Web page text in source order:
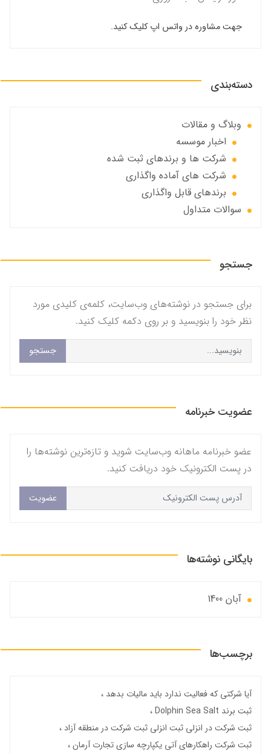
جهت مشاوره در واتس اپ کلیک کنید.
دسته‌بندی
وبلاگ و مقالات
اخبار موسسه
شرکت ها و برندهای ثبت شده
شرکت های آماده واگذاری
برندهای قابل واگذاری
سوالات متداول
جستجو
برای جستجو در نوشته‌های وب‌سایت، کلمه‌ی کلیدی مورد
نظر خود را بنویسید و بر روی دکمه کلیک کنید.
جستجو
عضویت خبرنامه
عضو خبرنامه ماهانه وب‌سایت شوید و تازه‌ترین نوشته‌ها را
در پست الکترونیک خود دریافت کنید.
عضویت
بایگانی نوشته‌ها
آبان 1400
برچسب‌ها
آیا شرکتی که فعالیت ندارد باید مالیات بدهد
ثبت برند Dolphin Sea Salt
ثبت شرکت در انزلی ثبت انزلی ثبت شرکت در منطقه آزاد
ثبت شرکت راهکارهای آتی یکپارچه سازی تجارت آرمان